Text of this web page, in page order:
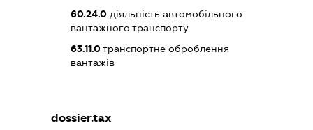
60.24.0 діяльність автомобільного
вантажного транспорту
63.11.0транспортне оброблення
вантажів
dossier.tax